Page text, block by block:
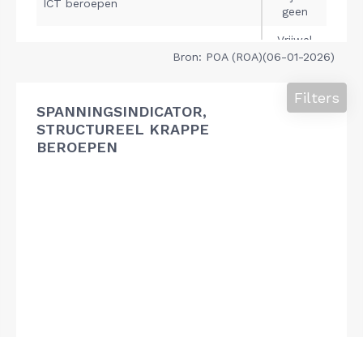
Bron: POA (ROA)(06-01-2026)
SPANNINGSINDICATOR,
STRUCTUREEL KRAPPE
BEROEPEN
Filters